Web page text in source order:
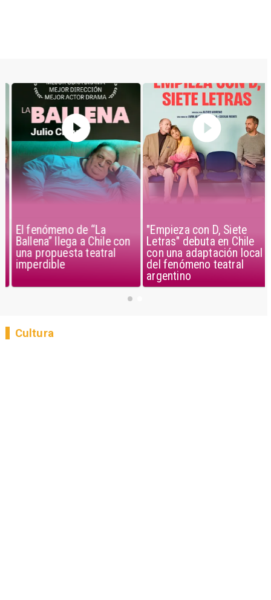
El fenómeno de “La
Ballena” llega a Chile con
una propuesta teatral
imperdible
"Empieza con D, Siete
Letras" debuta en Chile
con una adaptación local
del fenómeno teatral
argentino
Cultura